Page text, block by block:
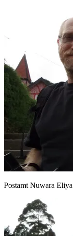
Postamt Nuwara Eliya